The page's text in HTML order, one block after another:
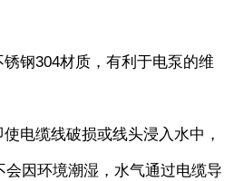
钢304材质，有利于电泵的维
电缆线破损或线头浸入水中，
因环境潮湿，水气通过电缆导